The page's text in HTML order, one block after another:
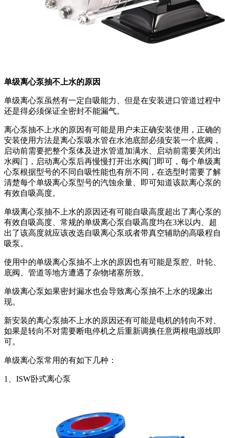
单级离心泵抽不上水的原因
单级离心泵虽然有一定自吸能力、但是在安装进口管道过程中
还是得必须保证全密封不能漏气。
离心泵抽不上水的原因有可能是用户未正确安装使用，正确的
安装使用方法是离心泵吸水管在水池底部必须安装一个底阀，
启动前需要把整个泵体及进水管道加满水、启动前需要关闭出
水阀门，启动离心泵后再慢慢打开出水阀门即可，每个单级离
心泵根据型号的不同自吸性能也有所不同，在选型时需要了解
清楚每个单级离心泵型号的汽蚀余量、即可知道该款离心泵的
有效自吸高度。
单级离心泵抽不上水的原因还有可能自吸高度超出了离心泵的
有效自吸高度、常规的单级离心泵自吸高度均在3米以内、超
出了该高度就应该改选自吸离心泵或者带真空辅助的高吸程自
吸泵。
使用中的单级离心泵抽不上水的原因也有可能是泵腔、叶轮、
底阀、管道等地方遭遇了杂物堵塞所致。
单级离心泵如果密封漏水也会导致离心泵抽不上水的现象出
现。
新安装的离心泵抽不上水的原因还有可能是电机的转向不对、
如果是转向不对需要断电停机之后重新调换任意两根电源线即
可。
单级离心泵常用的有如下几种：
1、ISW卧式离心泵